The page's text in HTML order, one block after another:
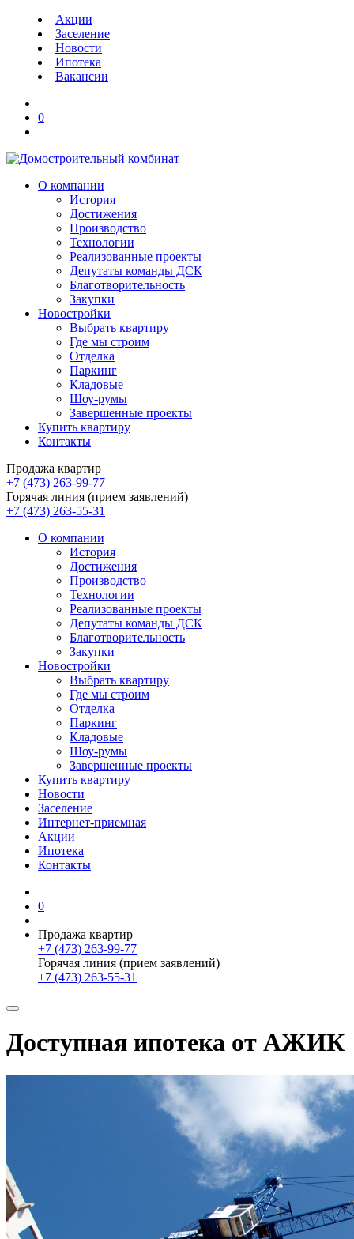
Акции
Заселение
Новости
Ипотека
Вакансии
0
О компании
История
Достижения
Производство
Технологии
Реализованные проекты
Депутаты команды ДСК
Благотворительность
Закупки
Новостройки
Выбрать квартиру
Где мы строим
Отделка
Паркинг
Кладовые
Шоу-румы
Завершенные проекты
Купить квартиру
Контакты
Продажа квартир
+7 (473) 263-99-77
Горячая линия (прием заявлений)
+7 (473) 263-55-31
О компании
История
Достижения
Производство
Технологии
Реализованные проекты
Депутаты команды ДСК
Благотворительность
Закупки
Новостройки
Выбрать квартиру
Где мы строим
Отделка
Паркинг
Кладовые
Шоу-румы
Завершенные проекты
Купить квартиру
Новости
Заселение
Интернет-приемная
Акции
Ипотека
Контакты
0
Продажа квартир
+7 (473) 263-99-77
Горячая линия (прием заявлений)
+7 (473) 263-55-31
Доступная ипотека от АЖИК